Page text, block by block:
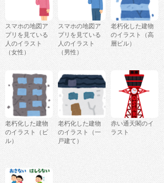
スマホの地図ア
プリを見ている
人のイラスト
（女性）
スマホの地図ア
プリを見ている
人のイラスト
（男性）
老朽化した建物
のイラスト（高
層ビル）
老朽化した建物
のイラスト（ビ
ル）
老朽化した建物
のイラスト（一
戸建て）
赤い通天閣のイ
ラスト